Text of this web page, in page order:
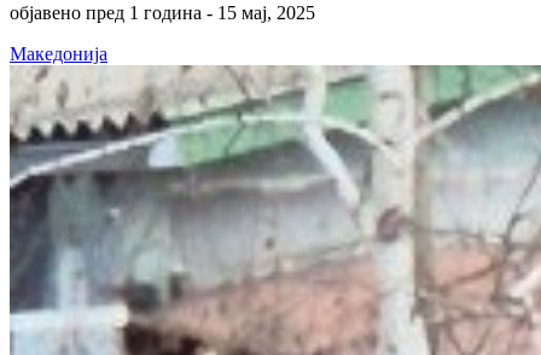
објавено пред 1 година - 15 мај, 2025
Македонија